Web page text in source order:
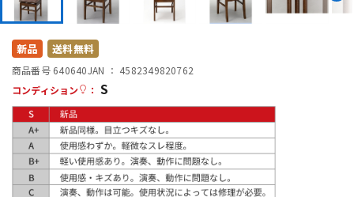
配信/ライブ機器
新品 送料無料
商品番号 640640JAN ： 4582349820762
コンディション
： S